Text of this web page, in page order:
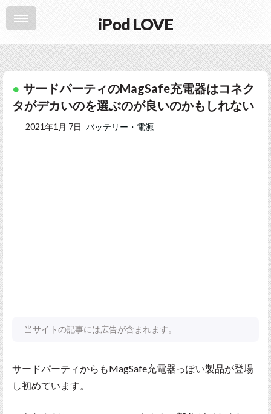
iPod LOVE
サードパーティのMagSafe充電器はコネク
タがデカいのを選ぶのが良いのかもしれない
2021年1月 7日 バッテリー・電源
当サイトの記事には広告が含まれます。
サードパーティからもMagSafe充電器っぽい製品が登場
し初めています。